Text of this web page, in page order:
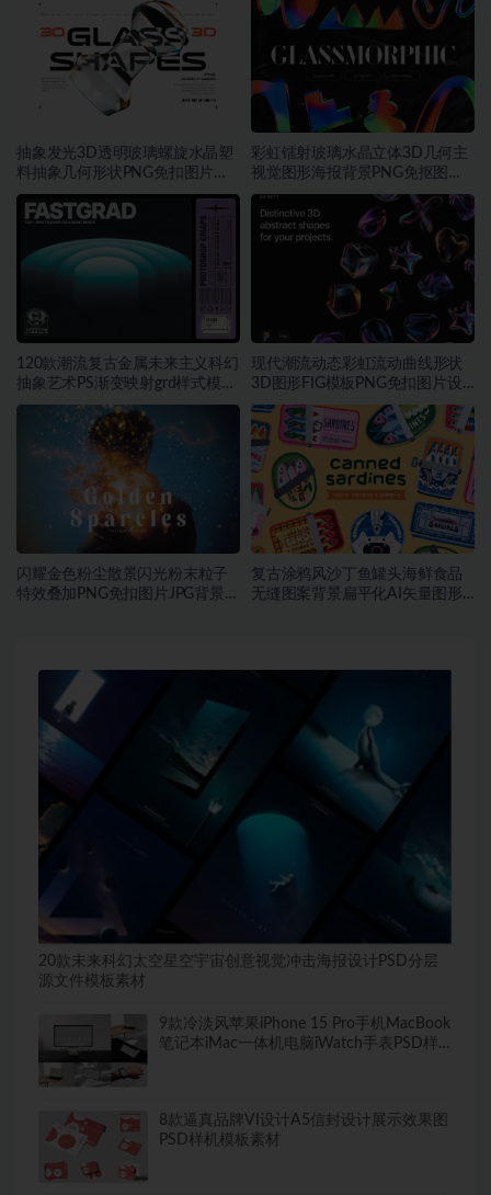
抽象发光3D透明玻璃螺旋水晶塑
料抽象几何形状PNG免扣图片设
计素材
彩虹镭射玻璃水晶立体3D几何主
视觉图形海报背景PNG免抠图片
素材
120款潮流复古金属未来主义科幻
抽象艺术PS渐变映射grd样式模板
素材
现代潮流动态彩虹流动曲线形状
3D图形FIG模板PNG免扣图片设
计素材
闪耀金色粉尘散景闪光粉末粒子
特效叠加PNG免扣图片JPG背景素
复古涂鸦风沙丁鱼罐头海鲜食品
无缝图案背景扁平化AI矢量图形
20款未来科幻太空星空宇宙创意视觉冲击海报设计PSD分层
源文件模板素材
9款冷淡风苹果iPhone 15 Pro手机MacBook
笔记本iMac一体机电脑iWatch手表PSD样
8款逼真品牌VI设计A5信封设计展示效果图
PSD样机模板素材